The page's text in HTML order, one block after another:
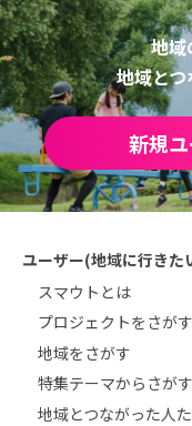
地域
地域と
新規ユ
ユーザー(地域に行きた
スマウトとは
プロジェクトをさがす
地域をさがす
特集テーマからさがす
地域とつながった人